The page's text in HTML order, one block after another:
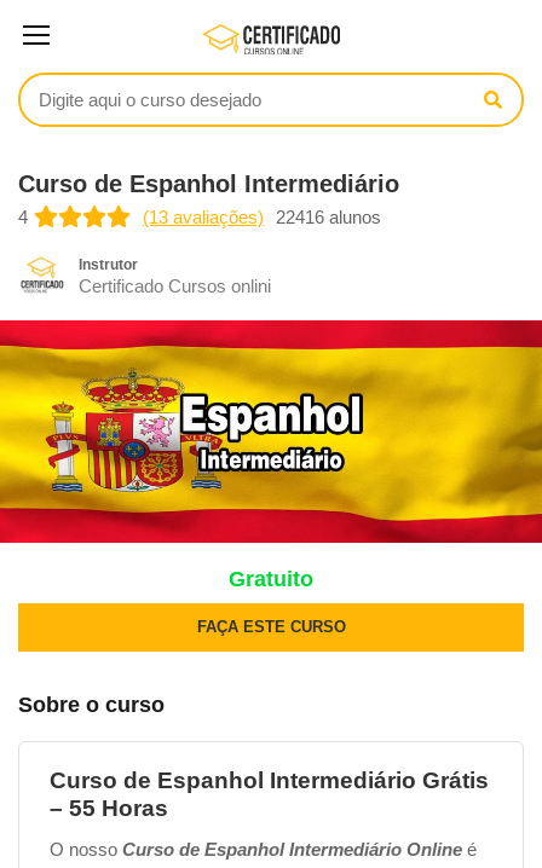
Curso de Espanhol Intermediário
4 (13 avaliações) 22416 alunos
Instrutor
Certificado Cursos onlini
Gratuito
FAÇA ESTE CURSO
Sobre o curso
Curso de Espanhol Intermediário Grátis
– 55 Horas
O nosso Curso de Espanhol Intermediário Online é